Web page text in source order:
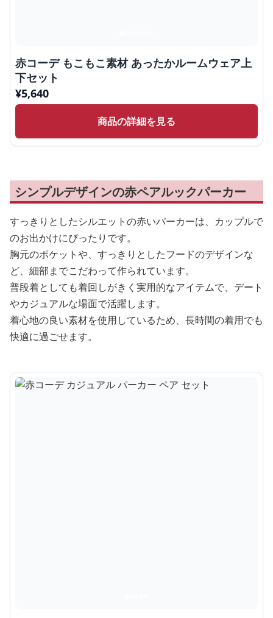
赤コーデ もこもこ素材 あったかルームウェア上
下セット
¥5,640
商品の詳細を見る
シンプルデザインの赤ペアルックパーカー
すっきりとしたシルエットの赤いパーカーは、カップルで
のお出かけにぴったりです。
胸元のポケットや、すっきりとしたフードのデザインな
ど、細部までこだわって作られています。
普段着としても着回しがきく実用的なアイテムで、デート
やカジュアルな場面で活躍します。
着心地の良い素材を使用しているため、長時間の着用でも
快適に過ごせます。